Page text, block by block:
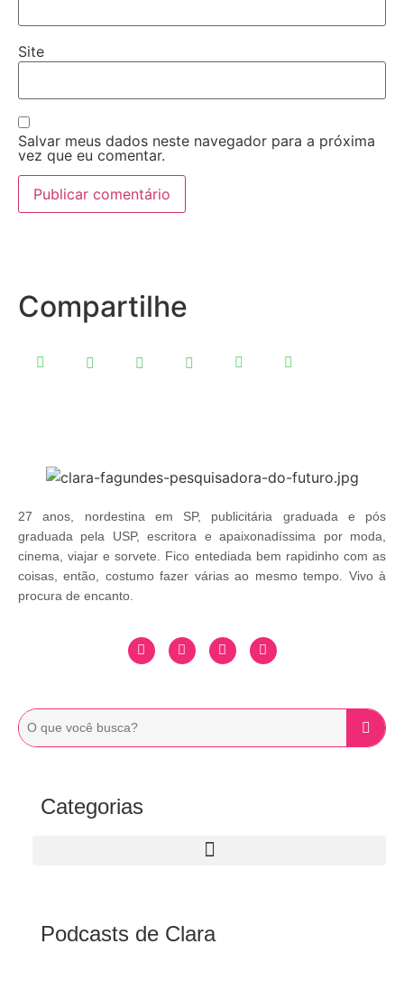
Site
Salvar meus dados neste navegador para a próxima
vez que eu comentar.
Compartilhe
27 anos, nordestina em SP, publicitária graduada e pós
graduada pela USP, escritora e apaixonadíssima por moda,
cinema, viajar e sorvete. Fico entediada bem rapidinho com as
coisas, então, costumo fazer várias ao mesmo tempo. Vivo à
procura de encanto.
Categorias
Podcasts de Clara